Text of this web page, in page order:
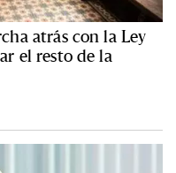
atrás con la Ley
el resto de la